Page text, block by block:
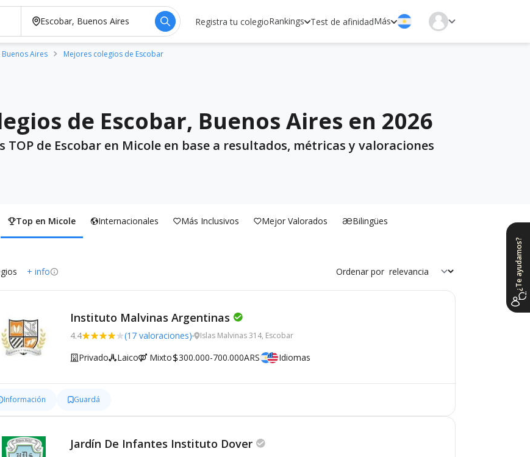
Registra tu colegioRankings Test de afinidadMás
Aires Mejores colegios de Escobar
de Escobar, Buenos Aires en 2026
TOP de Escobar en Micole en base a resultados, métricas y valoraciones
Top en Micole Internacionales Más Inclusivos Mejor Valorados Bilingües
+ info Ordenar por
Instituto Malvinas Argentinas
4.4 (17 valoraciones) Islas Malvinas 314, Escobar
Privado Laico Mixto 300.000-700.000ARS Idiomas
Información Guardá
Jardín De Infantes Instituto Dover
¿Te ayudamos?